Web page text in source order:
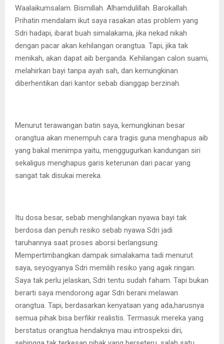
Waalaikumsalam. Bismillah. Alhamdulillah. Barokallah.
Prihatin mendalam ikut saya rasakan atas problem yang
Sdri hadapi, ibarat buah simalakama, jika nekad nikah
dengan pacar akan kehilangan orangtua. Tapi, jika tak
menikah, akan dapat aib berganda. Kehilangan calon suami,
melahirkan bayi tanpa ayah sah, dan kemungkinan
diberhentikan dari kantor sebab dianggap berzinah.
Menurut terawangan batin saya, kemungkinan besar
orangtua akan menempuh cara tragis guna menghapus aib
yang bakal menimpa yaitu, menggugurkan kandungan siri
sekaligus menghapus garis keterunan dari pacar yang
sangat tak disukai mereka.
Itu dosa besar, sebab menghilangkan nyawa bayi tak
berdosa dan penuh resiko sebab nyawa Sdri jadi
taruhannya saat proses aborsi berlangsung.
Mempertimbangkan dampak simalakama tadi menurut
saya, seyogyanya Sdri memilih resiko yang agak ringan.
Saya tak perlu jelaskan, Sdri tentu sudah faham. Tapi bukan
berarti saya mendorong agar Sdri berani melawan
orangtua. Tapi, berdasarkan kenyataan yang ada,harusnya
semua pihak bisa berfikir realistis. Termasuk mereka yang
berstatus orangtua hendaknya mau introspeksi diri,